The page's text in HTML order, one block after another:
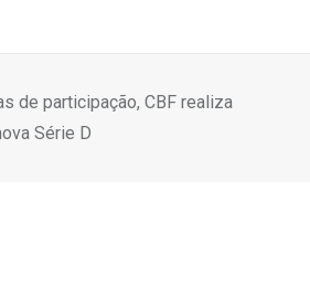
de participação, CBF realiza
Série D